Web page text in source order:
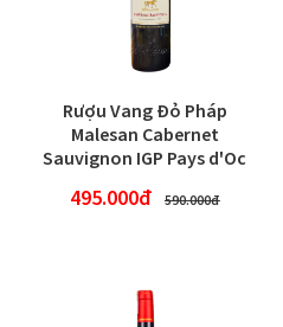
Rượu Vang Đỏ Pháp
Malesan Cabernet
Sauvignon IGP Pays d'Oc
495.000đ 590.000đ